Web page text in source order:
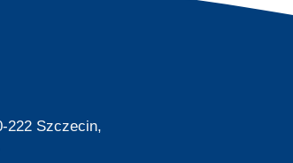
222 Szczecin,